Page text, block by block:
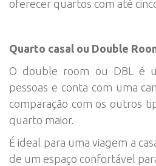
oferecer quartos com até
Quarto casal ou Double
O double room ou DBL é
pessoas e conta com uma
comparação com os outros
quarto maior.
É ideal para uma viagem a
de um espaço confortável